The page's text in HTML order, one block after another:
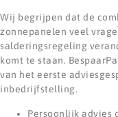
Wij begrijpen dat de
zonnepanelen veel
salderingsregeling
komt te staan.
van het eerste
inbedrijfstelling.
Persoonlijk advies